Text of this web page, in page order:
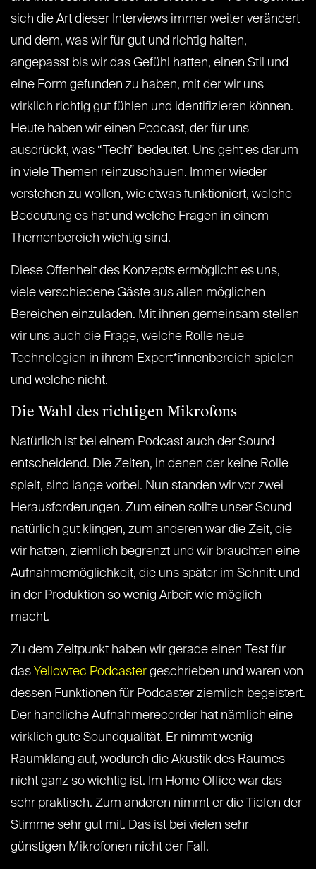
sich die Art dieser Interviews immer weiter verändert
und dem, was wir für gut und richtig halten,
angepasst bis wir das Gefühl hatten, einen Stil und
eine Form gefunden zu haben, mit der wir uns
wirklich richtig gut fühlen und identifizieren können.
Heute haben wir einen Podcast, der für uns
ausdrückt, was “Tech” bedeutet. Uns geht es darum
in viele Themen reinzuschauen. Immer wieder
verstehen zu wollen, wie etwas funktioniert, welche
Bedeutung es hat und welche Fragen in einem
Themenbereich wichtig sind.
Diese Offenheit des Konzepts ermöglicht es uns,
viele verschiedene Gäste aus allen möglichen
Bereichen einzuladen. Mit ihnen gemeinsam stellen
wir uns auch die Frage, welche Rolle neue
Technologien in ihrem Expert*innenbereich spielen
und welche nicht.
Die Wahl des richtigen Mikrofons
Natürlich ist bei einem Podcast auch der Sound
entscheidend. Die Zeiten, in denen der keine Rolle
spielt, sind lange vorbei. Nun standen wir vor zwei
Herausforderungen. Zum einen sollte unser Sound
natürlich gut klingen, zum anderen war die Zeit, die
wir hatten, ziemlich begrenzt und wir brauchten eine
Aufnahmemöglichkeit, die uns später im Schnitt und
in der Produktion so wenig Arbeit wie möglich
macht.
Zu dem Zeitpunkt haben wir gerade einen Test für
das Yellowtec Podcaster geschrieben und waren von
dessen Funktionen für Podcaster ziemlich begeistert.
Der handliche Aufnahmerecorder hat nämlich eine
wirklich gute Soundqualität. Er nimmt wenig
Raumklang auf, wodurch die Akustik des Raumes
nicht ganz so wichtig ist. Im Home Office war das
sehr praktisch. Zum anderen nimmt er die Tiefen der
Stimme sehr gut mit. Das ist bei vielen sehr
günstigen Mikrofonen nicht der Fall.